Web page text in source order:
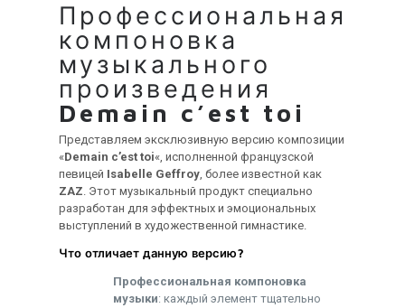
Профессиональная
компоновка
музыкального
произведения
Demain c’est toi
Представляем эксклюзивную версию композиции
«Demain c’est toi«, исполненной французской
певицей Isabelle Geffroy, более известной как
ZAZ. Этот музыкальный продукт специально
разработан для эффектных и эмоциональных
выступлений в художественной гимнастике.
Что отличает данную версию?
Профессиональная компоновка
музыки: каждый элемент тщательно